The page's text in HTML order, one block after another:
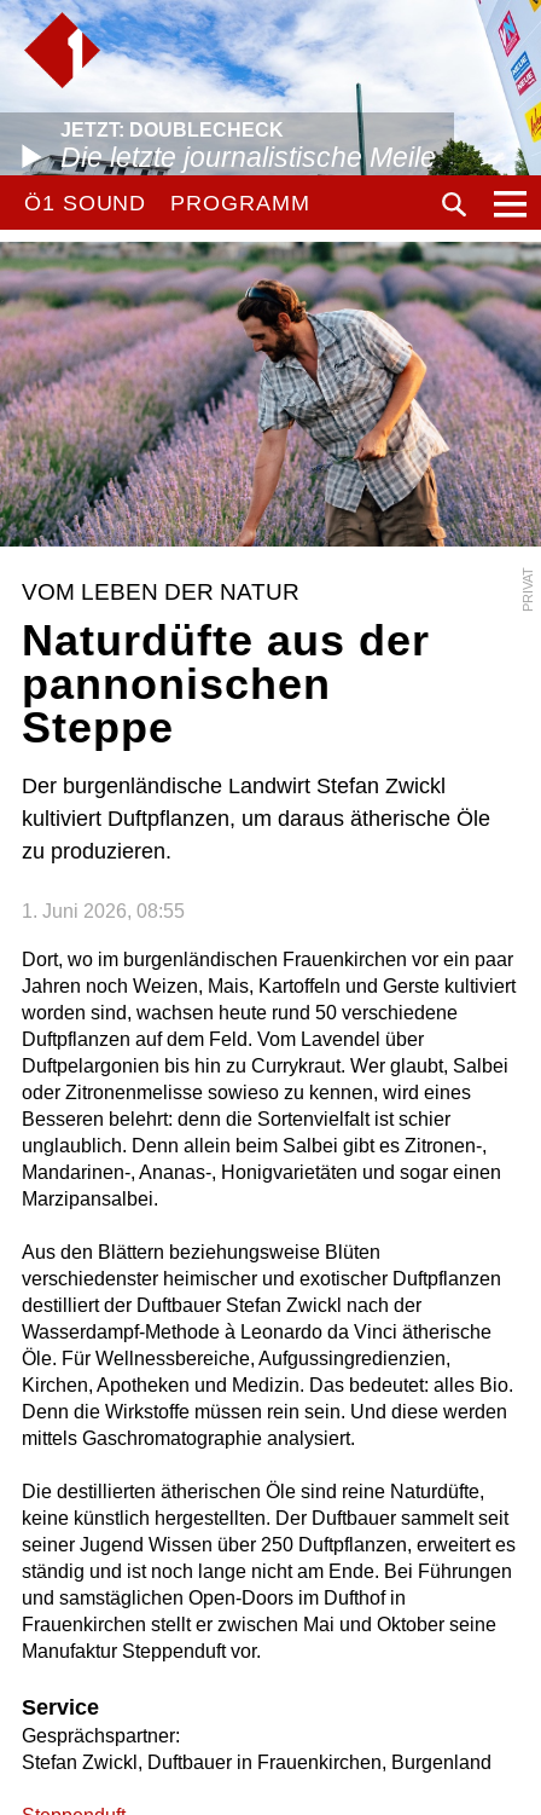
JETZT: DOUBLECHECK
Die letzte journalistische Meile
Ö1 SOUND PROGRAMM
PRIVAT
VOM LEBEN DER NATUR
Naturdüfte aus der
pannonischen
Steppe
Der burgenländische Landwirt Stefan Zwickl
kultiviert Duftpflanzen, um daraus ätherische Öle
zu produzieren.
1. Juni 2026, 08:55
Dort, wo im burgenländischen Frauenkirchen vor ein paar
Jahren noch Weizen, Mais, Kartoffeln und Gerste kultiviert
worden sind, wachsen heute rund 50 verschiedene
Duftpflanzen auf dem Feld. Vom Lavendel über
Duftpelargonien bis hin zu Currykraut. Wer glaubt, Salbei
oder Zitronenmelisse sowieso zu kennen, wird eines
Besseren belehrt: denn die Sortenvielfalt ist schier
unglaublich. Denn allein beim Salbei gibt es Zitronen-,
Mandarinen-, Ananas-, Honigvarietäten und sogar einen
Marzipansalbei.
Aus den Blättern beziehungsweise Blüten
verschiedenster heimischer und exotischer Duftpflanzen
destilliert der Duftbauer Stefan Zwickl nach der
Wasserdampf-Methode à Leonardo da Vinci ätherische
Öle. Für Wellnessbereiche, Aufgussingredienzien,
Kirchen, Apotheken und Medizin. Das bedeutet: alles Bio.
Denn die Wirkstoffe müssen rein sein. Und diese werden
mittels Gaschromatographie analysiert.
Die destillierten ätherischen Öle sind reine Naturdüfte,
keine künstlich hergestellten. Der Duftbauer sammelt seit
seiner Jugend Wissen über 250 Duftpflanzen, erweitert es
ständig und ist noch lange nicht am Ende. Bei Führungen
und samstäglichen Open-Doors im Dufthof in
Frauenkirchen stellt er zwischen Mai und Oktober seine
Manufaktur Steppenduft vor.
Service
Gesprächspartner:
Stefan Zwickl, Duftbauer in Frauenkirchen, Burgenland